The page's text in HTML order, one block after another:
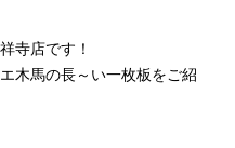
寺店です！
木馬の長～い一枚板をご紹